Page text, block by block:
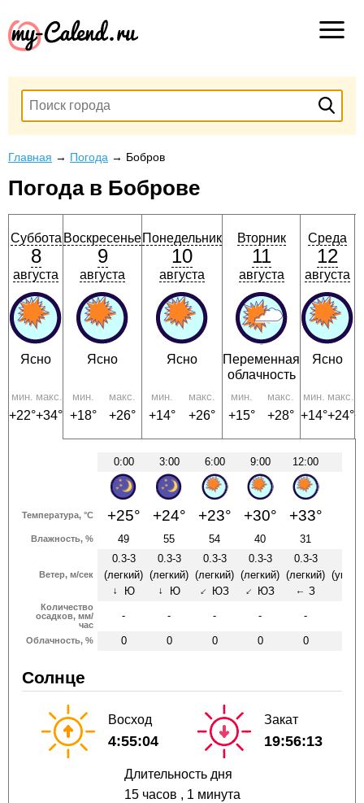
Главная → Погода → Бобров
Погода в Боброве
Суббота
8
августа
Ясно
мин.
+22°
макс.
+34°
Воскресенье
9
августа
Ясно
мин.
+18°
макс.
+26°
Понедельник
10
августа
Ясно
мин.
+14°
макс.
+26°
Вторник
11
августа
Переменная
облачность
мин.
+15°
макс.
+28°
Среда
12
августа
Ясно
мин.
+14°
макс.
+24°
0:00 3:00 6:00 9:00 12:00
Температура, °C +25° +24° +23° +30° +33°
Влажность, % 49 55 54 40 31
Ветер, м/сек
0.3-3
(легкий)
↑ Ю
0.3-3
(легкий)
↑ Ю
0.3-3
(легкий)
↑ ЮЗ
0.3-3
(легкий)
↑ ЮЗ
0.3-3
(легкий)
↑З
Количество
осадков, мм/
час
- - - - -
Облачность, % 0 0 0 0 0
Солнце
Восход
4:55:04
Закат
19:56:13
Длительность дня
15 часов , 1 минута